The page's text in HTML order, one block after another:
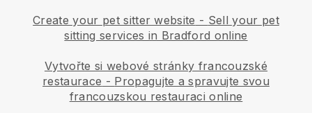
Create your pet sitter website - Sell your pet
sitting services in Bradford online
Vytvořte si webové stránky francouzské
restaurace - Propagujte a spravujte svou
francouzskou restauraci online